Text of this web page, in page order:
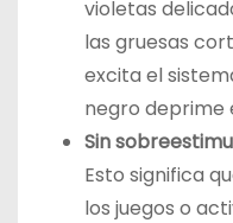
violetas
las gruesas
excita el
negro deprime
Sin
Esto significa
los juegos o